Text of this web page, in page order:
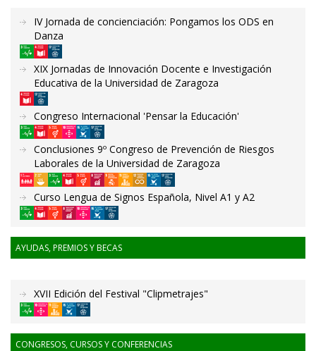
IV Jornada de concienciación: Pongamos los ODS en
Danza
XIX Jornadas de Innovación Docente e Investigación
Educativa de la Universidad de Zaragoza
Congreso Internacional 'Pensar la Educación'
Conclusiones 9º Congreso de Prevención de Riesgos
Laborales de la Universidad de Zaragoza
Curso Lengua de Signos Española, Nivel A1 y A2
AYUDAS, PREMIOS Y BECAS
XVII Edición del Festival "Clipmetrajes"
CONGRESOS, CURSOS Y CONFERENCIAS